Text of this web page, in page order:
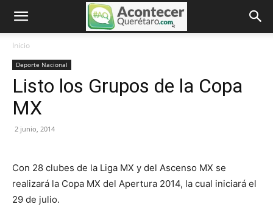
Inicio
Deporte Nacional
Listo los Grupos de la Copa
MX
2 junio, 2014
Con 28 clubes de la Liga MX y del Ascenso MX se
realizará la Copa MX del Apertura 2014, la cual iniciará el
29 de julio.